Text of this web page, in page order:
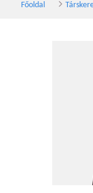
Főoldal